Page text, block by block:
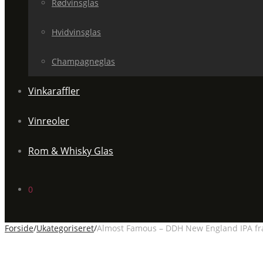
Rødvinsglas
Hvidvinsglas
Champagneglas
Vinkaraffler
Vinreoler
Rom & Whisky Glas
0
Forside/Ukategoriseret/Almost Famous – DDH New England IPA